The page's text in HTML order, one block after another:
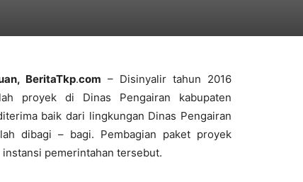
BeritaTkp.com – Disinyalir tahun 2016
proyek di Dinas Pengairan kabupaten
baik dari lingkungan Dinas Pengairan
dibagi – bagi. Pembagian paket proyek
pemerintahan tersebut.